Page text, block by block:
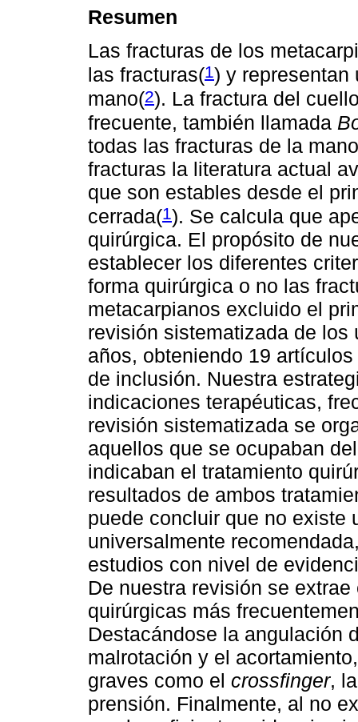
Resumen
Las fracturas de los
las fracturas(1) y representan
mano(2). La fractura del
frecuente, también llamada
todas las fracturas de la
fracturas la literatura actual
que son estables desde el
cerrada(1). Se calcula que
quirúrgica. El propósito de
establecer los diferentes
forma quirúrgica o no las
metacarpianos excluido el
revisión sistematizada de
años, obteniendo 19
de inclusión. Nuestra
indicaciones terapéuticas,
revisión sistematizada se
aquellos que se ocupaban
indicaban el tratamiento
resultados de ambos
puede concluir que no existe
universalmente
estudios con nivel de
De nuestra revisión se
quirúrgicas más
Destacándose la angulación
malrotación y el
graves como el crossfinger,
prensión. Finalmente, al no